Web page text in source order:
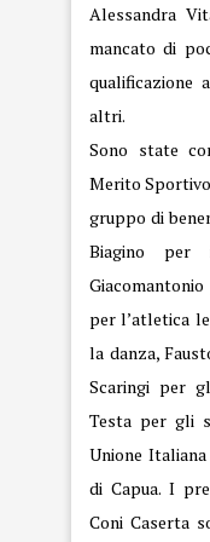
Alessandra
mancato di
qualificazione
altri.
Sono state
Merito Sportivo
gruppo di
Biagino per
per l’atletica
la danza,
Scaringi per
Testa per gli
Unione
di Capua. I
Coni Caserta